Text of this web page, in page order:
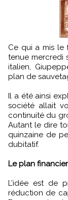
Ce qui a mis le feu aux poudres, c’est la réunion qui s’est
tenue mercredi
italien,
plan de
Il a été ainsi
société allait
continuité du
Autant le dire
quinzaine de
dubitatif.
Le plan
L’idée est de
réduction de